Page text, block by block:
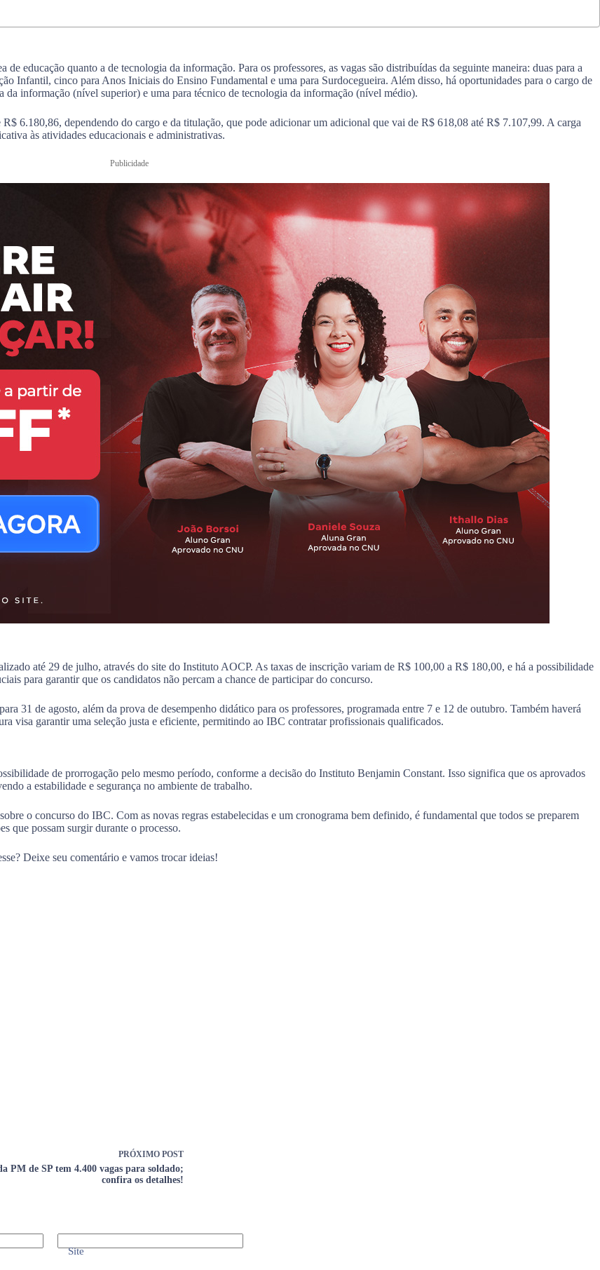
educação quanto a de tecnologia da informação. Para os professores, as vagas são distribuídas da seguinte maneira: duas para a
Infantil, cinco para Anos Iniciais do Ensino Fundamental e uma para Surdocegueira. Além disso, há oportunidades para o cargo de
informação (nível superior) e uma para técnico de tecnologia da informação (nível médio).
6.180,86, dependendo do cargo e da titulação, que pode adicionar um adicional que vai de R$ 618,08 até R$ 7.107,99. A carga
às atividades educacionais e administrativas.
Publicidade
até 29 de julho, através do site do Instituto AOCP. As taxas de inscrição variam de R$ 100,00 a R$ 180,00, e há a possibilidade
para garantir que os candidatos não percam a chance de participar do concurso.
31 de agosto, além da prova de desempenho didático para os professores, programada entre 7 e 12 de outubro. Também haverá
visa garantir uma seleção justa e eficiente, permitindo ao IBC contratar profissionais qualificados.
de prorrogação pelo mesmo período, conforme a decisão do Instituto Benjamin Constant. Isso significa que os aprovados
a estabilidade e segurança no ambiente de trabalho.
o concurso do IBC. Com as novas regras estabelecidas e um cronograma bem definido, é fundamental que todos se preparem
que possam surgir durante o processo.
Deixe seu comentário e vamos trocar ideias!
PRÓXIMO POST
PM de SP tem 4.400 vagas para soldado;
confira os detalhes!
Site